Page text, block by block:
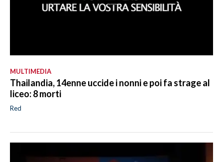
MULTIMEDIA
Thailandia, 14enne uccide i nonni e poi fa strage al
liceo: 8 morti
Red